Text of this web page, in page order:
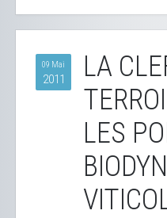
09 Mai
2011
LA
LES